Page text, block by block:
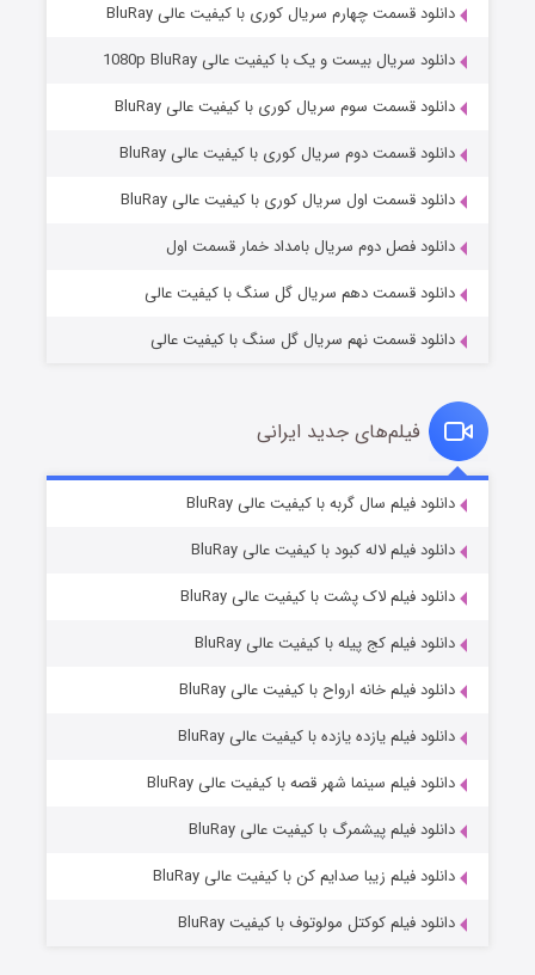
عملیات آپارتمان
قسمت2 (زیرنویس) منتشر شد
قسمت2 (زیرنویس) منتشر شد
دانلود قسمت چهارم سریال کوری با کیفیت عالی BluRay
دانلود سریال بیست و یک با کیفیت عالی 1080p BluRay
دانلود قسمت سوم سریال کوری با کیفیت عالی BluRay
دانلود قسمت دوم سریال کوری با کیفیت عالی BluRay
دانلود قسمت اول سریال کوری با کیفیت عالی BluRay
دانلود فصل دوم سریال بامداد خمار قسمت اول
دانلود قسمت دهم سریال گل سنگ با کیفیت عالی
دانلود قسمت نهم سریال گل سنگ با کیفیت عالی
فیلم‌های جدید ایرانی
دانلود فیلم سال گربه با کیفیت عالی BluRay
دانلود فیلم لاله کبود با کیفیت عالی BluRay
دانلود فیلم لاک پشت با کیفیت عالی BluRay
دانلود فیلم کج‌ پیله با کیفیت عالی BluRay
دانلود فیلم خانه ارواح با کیفیت عالی BluRay
دانلود فیلم یازده یازده با کیفیت عالی BluRay
دانلود فیلم سینما شهر قصه با کیفیت عالی BluRay
دانلود فیلم پیشمرگ با کیفیت عالی BluRay
دانلود فیلم زیبا صدایم کن با کیفیت عالی BluRay
دانلود فیلم کوکتل مولوتوف با کیفیت BluRay